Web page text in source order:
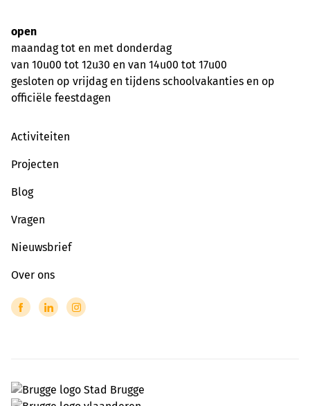
open
maandag tot en met donderdag
van 10u00 tot 12u30 en van 14u00 tot 17u00
gesloten op vrijdag en tijdens schoolvakanties en op
officiële feestdagen
Activiteiten
Projecten
Blog
Vragen
Nieuwsbrief
Over ons